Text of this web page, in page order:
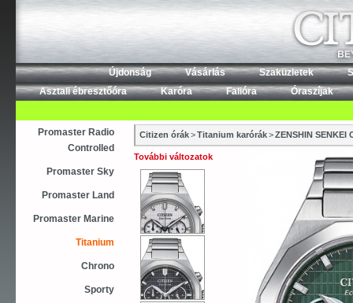
Újdonság Vásárlás Szaküzletek
Asztali ébresztőóra
Karóra Falióra Óraszíjak
Promaster Radio
Controlled
Promaster Sky
Promaster Land
Promaster Marine
Titanium
Chrono
Sporty
Citizen órák>Titanium karórák>ZENSHIN SENKEI
További változatok